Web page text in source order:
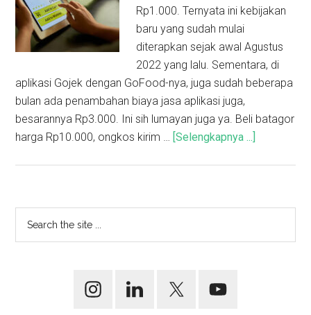
Rp1.000. Ternyata ini kebijakan
baru yang sudah mulai
diterapkan sejak awal Agustus
2022 yang lalu. Sementara, di
aplikasi Gojek dengan GoFood-nya, juga sudah beberapa
bulan ada penambahan biaya jasa aplikasi juga,
besarannya Rp3.000. Ini sih lumayan juga ya. Beli batagor
harga Rp10.000, ongkos kirim … [Selengkapnya ...]